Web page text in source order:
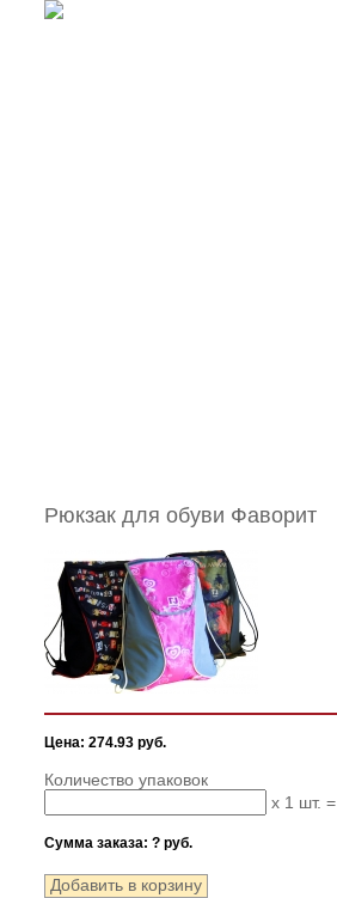
Рюкзак для обуви Фаворит
Цена: 274.93 руб.
Количество упаковок
x 1 шт. =
Сумма заказа: ? руб.